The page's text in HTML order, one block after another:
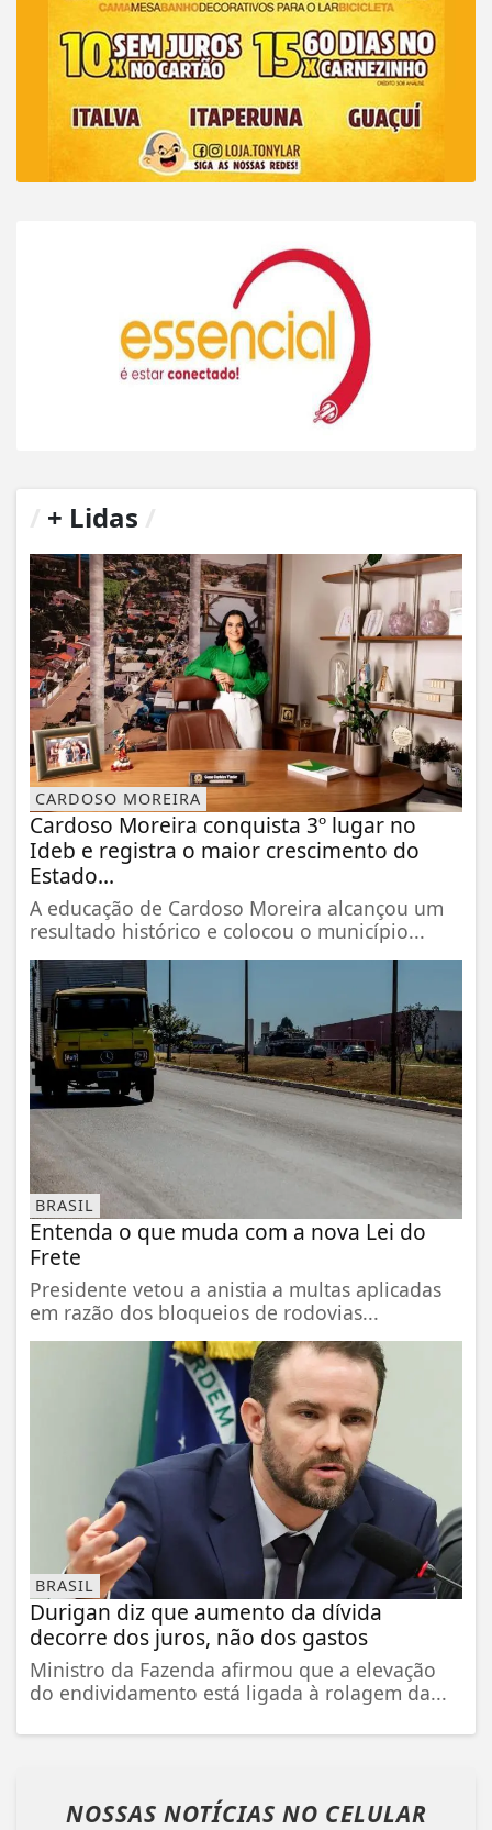
+ Lidas
CARDOSO MOREIRA
Cardoso Moreira conquista 3º lugar no
Ideb e registra o maior crescimento do
Estado...
A educação de Cardoso Moreira alcançou um
resultado histórico e colocou o município...
BRASIL
Entenda o que muda com a nova Lei do
Frete
Presidente vetou a anistia a multas aplicadas
em razão dos bloqueios de rodovias...
BRASIL
Durigan diz que aumento da dívida
decorre dos juros, não dos gastos
Ministro da Fazenda afirmou que a elevação
do endividamento está ligada à rolagem da...
NOSSAS NOTÍCIAS NO CELULAR